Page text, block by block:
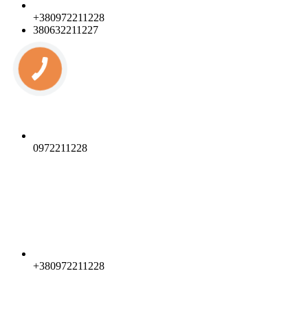
+380972211228
380632211227
0972211228
+380972211228